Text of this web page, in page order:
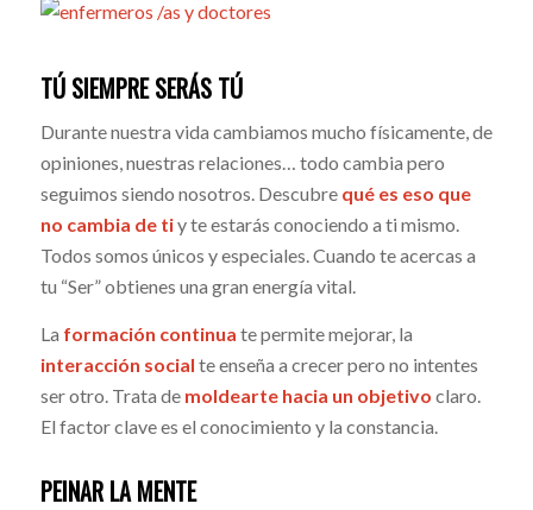
TÚ SIEMPRE SERÁS TÚ
Durante nuestra vida cambiamos mucho físicamente, de
opiniones, nuestras relaciones… todo cambia pero
seguimos siendo nosotros. Descubre qué es eso que
no cambia de tiy te estarás conociendo a ti mismo.
Todos somos únicos y especiales. Cuando te acercas a
tu “Ser” obtienes una gran energía vital.
La formación continua te permite mejorar, la
interacción social te enseña a crecer pero no intentes
ser otro. Trata de moldearte hacia un objetivo claro.
El factor clave es el conocimiento y la constancia.
PEINAR LA MENTE